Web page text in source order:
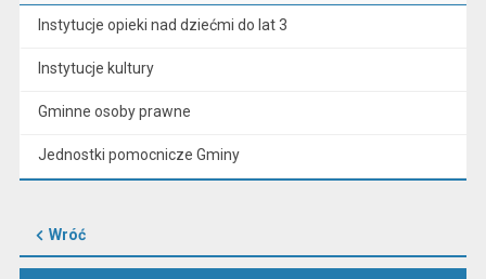
Instytucje opieki nad dziećmi do lat 3
Instytucje kultury
Gminne osoby prawne
Jednostki pomocnicze Gminy
Wróć